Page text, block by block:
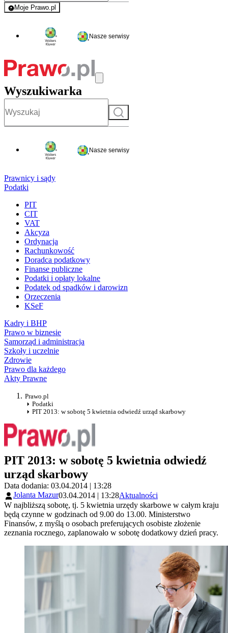
Moje Prawo.pl
- rejestracja i logowanie do serwisu
Nasze serwisy
Wyszukiwarka
Szukaj
Nasze serwisy
Prawnicy i sądy
Podatki
PIT
CIT
VAT
Akcyza
Ordynacja
Rachunkowość
Doradca podatkowy
Finanse publiczne
Podatki i opłaty lokalne
Podatek od spadków i darowizn
Orzeczenia
KSeF
Kadry i BHP
Prawo w biznesie
Samorząd i administracja
Szkoły i uczelnie
Zdrowie
Prawo dla każdego
Akty Prawne
Prawo.pl
Podatki
PIT 2013: w sobotę 5 kwietnia odwiedź urząd skarbowy
PIT 2013: w sobotę 5 kwietnia odwiedź
urząd skarbowy
Data dodania: 03.04.2014 | 13:28
Jolanta Mazur03.04.2014 | 13:28Aktualności
W najbliższą sobotę, tj. 5 kwietnia urzędy skarbowe w całym kraju
będą czynne w godzinach od 9.00 do 13.00. Ministerstwo
Finansów, z myślą o osobach preferujących osobiste złożenie
zeznania rocznego, zaplanowało w sobotę dodatkowy dzień pracy.